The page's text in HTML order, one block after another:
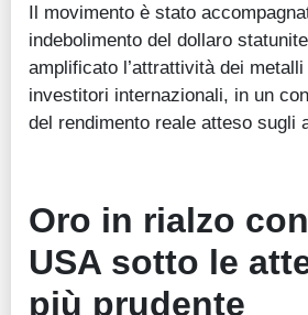
Il movimento è stato
indebolimento del dollaro
amplificato l’attrattività dei
investitori internazionali, in un
del rendimento reale atteso sugli
Oro in rialzo
USA sotto le
più prudente